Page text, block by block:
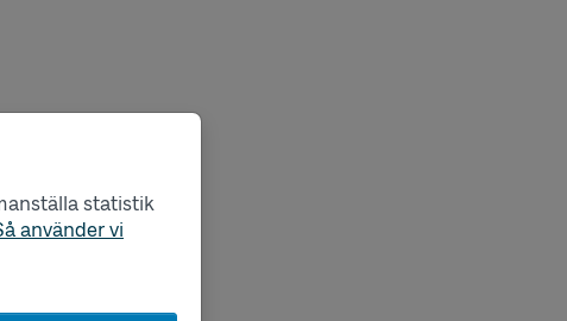
statistik
använder vi